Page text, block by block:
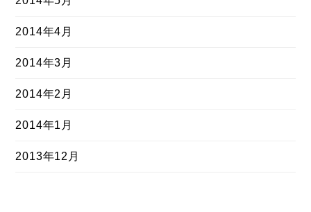
2014年4月
2014年3月
2014年2月
2014年1月
2013年12月